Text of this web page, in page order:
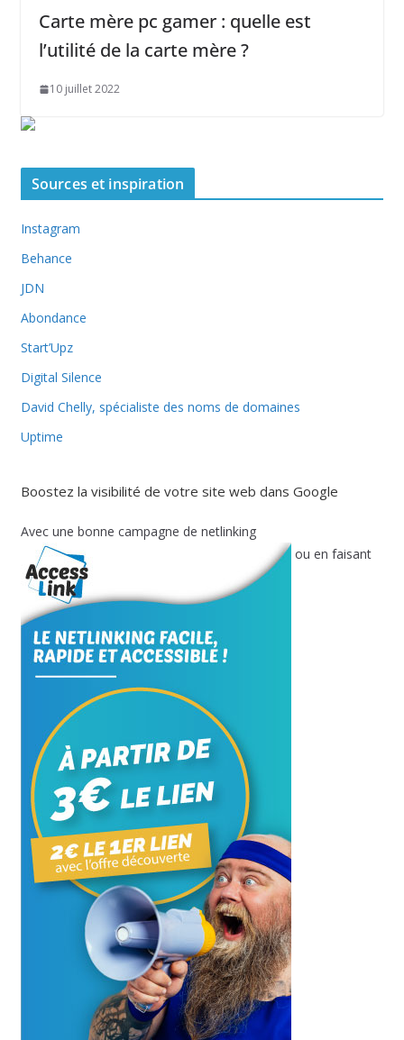
Carte mère pc gamer : quelle est
l’utilité de la carte mère ?
10 juillet 2022
Sources et inspiration
Instagram
Behance
JDN
Abondance
Start’Upz
Digital Silence
David Chelly, spécialiste des noms de domaines
Uptime
Boostez la visibilité de votre site web dans Google
Avec une bonne campagne de netlinking
ou en faisant